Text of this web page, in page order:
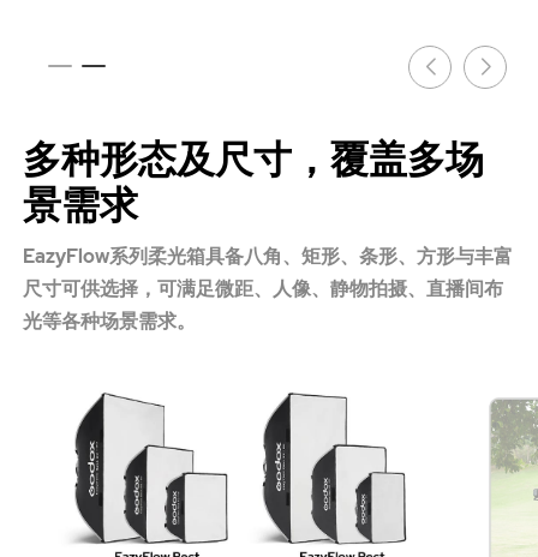
多种形态及尺寸，覆盖多场
景需求
EazyFlow系列柔光箱具备八角、矩形、条形、方形与丰富
尺寸可供选择，可满足微距、人像、静物拍摄、直播间布
光等各种场景需求。